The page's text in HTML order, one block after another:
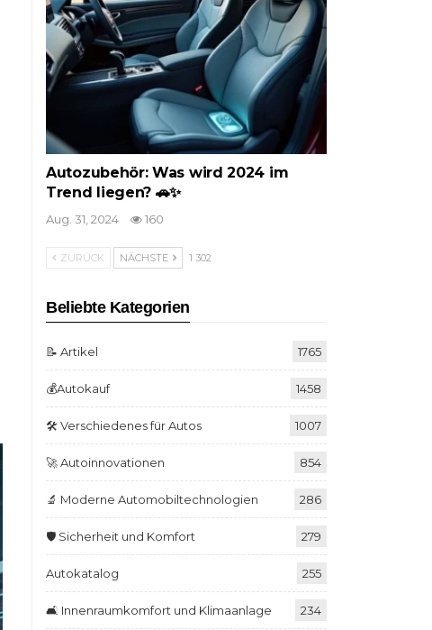
Autozubehör: Was wird 2024 im
Trend liegen? 🚗✨
Aug. 31, 2024 160
ZURÜCK NÄCHSTE 1 302
Beliebte Kategorien
📝 Artikel 1765
💰Autokauf 1458
🛠️ Verschiedenes für Autos 1007
🚀 Autoinnovationen 854
🔬 Moderne Automobiltechnologien 286
🛡️ Sicherheit und Komfort 279
Autokatalog 255
🛋️ Innenraumkomfort und Klimaanlage 234